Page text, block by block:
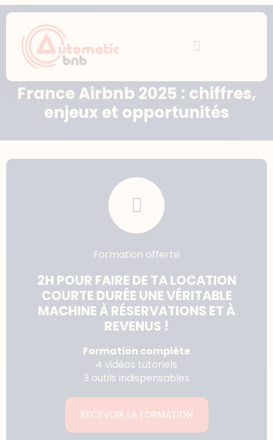
France Airbnb 2025 : chiffres,
enjeux et opportunités
Formation offerte
2H POUR FAIRE DE TA LOCATION
COURTE DURÉE UNE VÉRITABLE
MACHINE À RÉSERVATIONS ET À
REVENUS !
Formation complète
4 vidéos tutoriels
3 outils indispensables
RECEVOIR LA FORMATION